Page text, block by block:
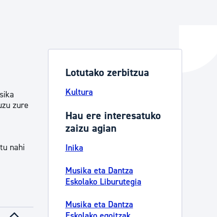
eta bizikidetza
zure
nahi
Lotutako zerbitzua
Kultura
Hau ere interesatuko
zaizu agian
Inika
Musika eta Dantza
Eskolako Liburutegia
Musika eta Dantza